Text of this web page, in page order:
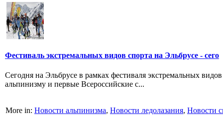
Фестиваль экстремальных видов спорта на Эльбрусе - сего
Сегодня на Эльбрусе в рамках фестиваля экстремальных
альпинизму и первые Всероссийские с...
More in: Новости альпинизма, Новости ледолазания, Новости